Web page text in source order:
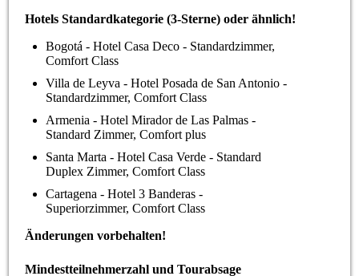
Hotels Standardkategorie (3-Sterne) oder ähnlich!
Bogotá - Hotel Casa Deco - Standardzimmer,
Comfort Class
Villa de Leyva - Hotel Posada de San Antonio -
Standardzimmer, Comfort Class
Armenia - Hotel Mirador de Las Palmas -
Standard Zimmer, Comfort plus
Santa Marta - Hotel Casa Verde - Standard
Duplex Zimmer, Comfort Class
Cartagena - Hotel 3 Banderas -
Superiorzimmer, Comfort Class
Änderungen vorbehalten!
Mindestteilnehmerzahl und Tourabsage